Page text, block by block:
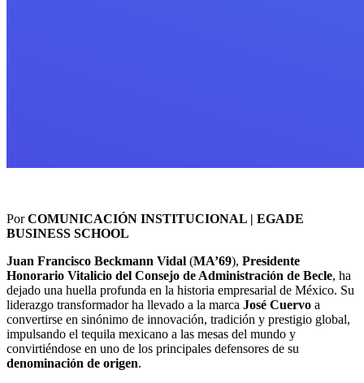
PorCOMUNICACIÓN INSTITUCIONAL | EGADE
BUSINESS SCHOOL
Juan Francisco Beckmann Vidal (MA’69), Presidente
Honorario Vitalicio del Consejo de Administración de Becle, ha
dejado una huella profunda en la historia empresarial de México. Su
liderazgo transformador ha llevado a la marca José Cuervo a
convertirse en sinónimo de innovación, tradición y prestigio global,
impulsando el tequila mexicano a las mesas del mundo y
convirtiéndose en uno de los principales defensores de su
denominación de origen.